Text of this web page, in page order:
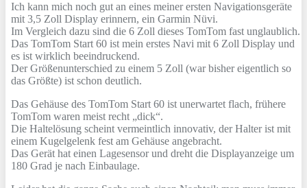
Ich kann mich noch gut an eines meiner ersten Navigationsgeräte
mit 3,5 Zoll Display erinnern, ein Garmin Nüvi.
Im Vergleich dazu sind die 6 Zoll dieses TomTom fast unglaublich.
Das TomTom Start 60 ist mein erstes Navi mit 6 Zoll Display und
es ist wirklich beeindruckend.
Der Größenunterschied zu einem 5 Zoll (war bisher eigentlich so
das Größte) ist schon deutlich.
Das Gehäuse des TomTom Start 60 ist unerwartet flach, frühere
TomTom waren meist recht „dick“.
Die Haltelösung scheint vermeintlich innovativ, der Halter ist mit
einem Kugelgelenk fest am Gehäuse angebracht.
Das Gerät hat einen Lagesensor und dreht die Displayanzeige um
180 Grad je nach Einbaulage.